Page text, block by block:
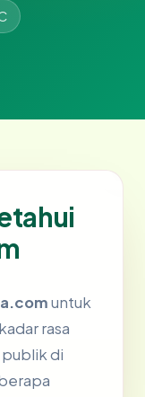
untuk
rasa
publik di